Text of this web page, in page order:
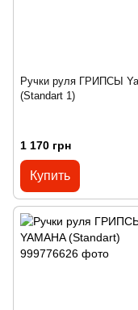
Ручки руля ГРИПСЫ
(Standart 1)
1 170 грн
Купить